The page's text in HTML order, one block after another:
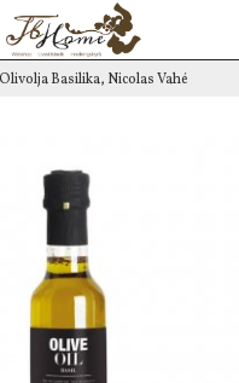
Olivolja Basilika, Nicolas Vahé